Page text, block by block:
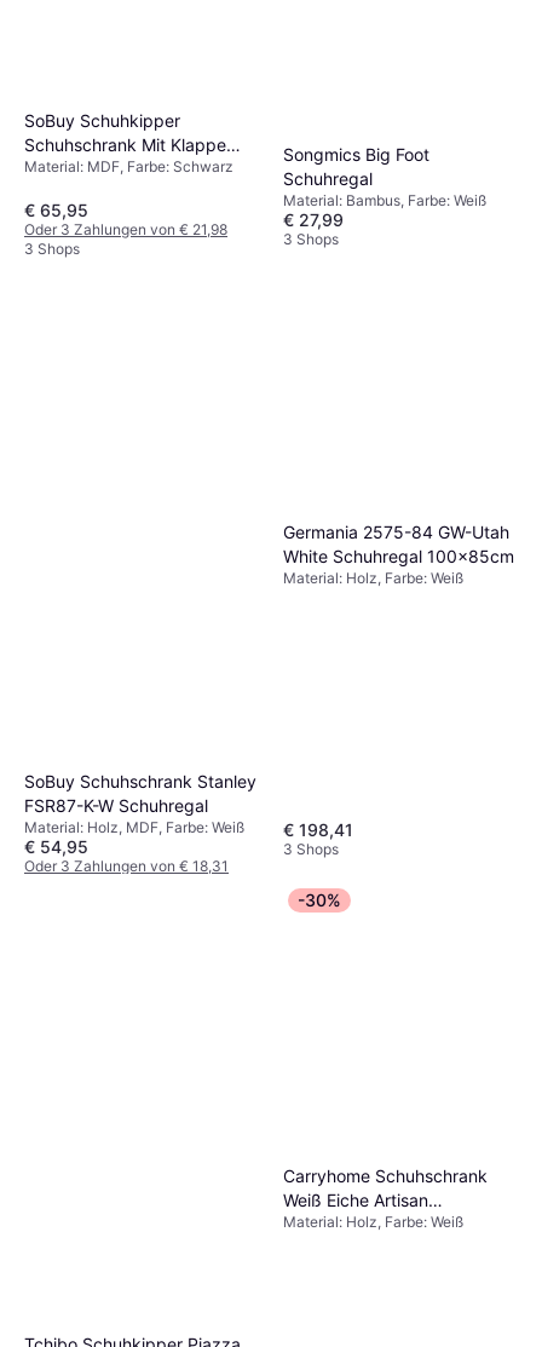
SoBuy Schuhkipper
Schuhschrank Mit Klappe
FSR98-L-SCH Schwarz
Material: MDF, Farbe: Schwarz
€ 65,95
Oder 3 Zahlungen von € 21,98
3 Shops
Songmics Big Foot
Schuhregal
Material: Bambus, Farbe: Weiß
€ 27,99
3 Shops
SoBuy Schuhschrank Stanley
FSR87-K-W Schuhregal
Material: Holz, MDF, Farbe: Weiß
€ 54,95
Oder 3 Zahlungen von € 18,31
Germania 2575-84 GW-Utah
White Schuhregal 100x85cm
Material: Holz, Farbe: Weiß
€ 198,41
3 Shops
-30%
Carryhome Schuhschrank
Weiß Eiche Artisan
Schuhregal
Material: Holz, Farbe: Weiß